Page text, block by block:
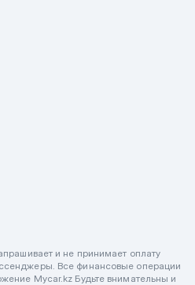
и не принимает оплату
Все финансовые операции
Mycar.kz Будьте внимательны и